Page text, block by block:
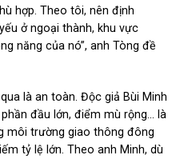
hợp. Theo tôi, nên định
ở ngoại thành, khu vực
năng của nó”, anh Tòng đề
là an toàn. Độc giả Bùi Minh
đầu lớn, điểm mù rộng... là
môi trường giao thông đông
tỷ lệ lớn. Theo anh Minh, dù